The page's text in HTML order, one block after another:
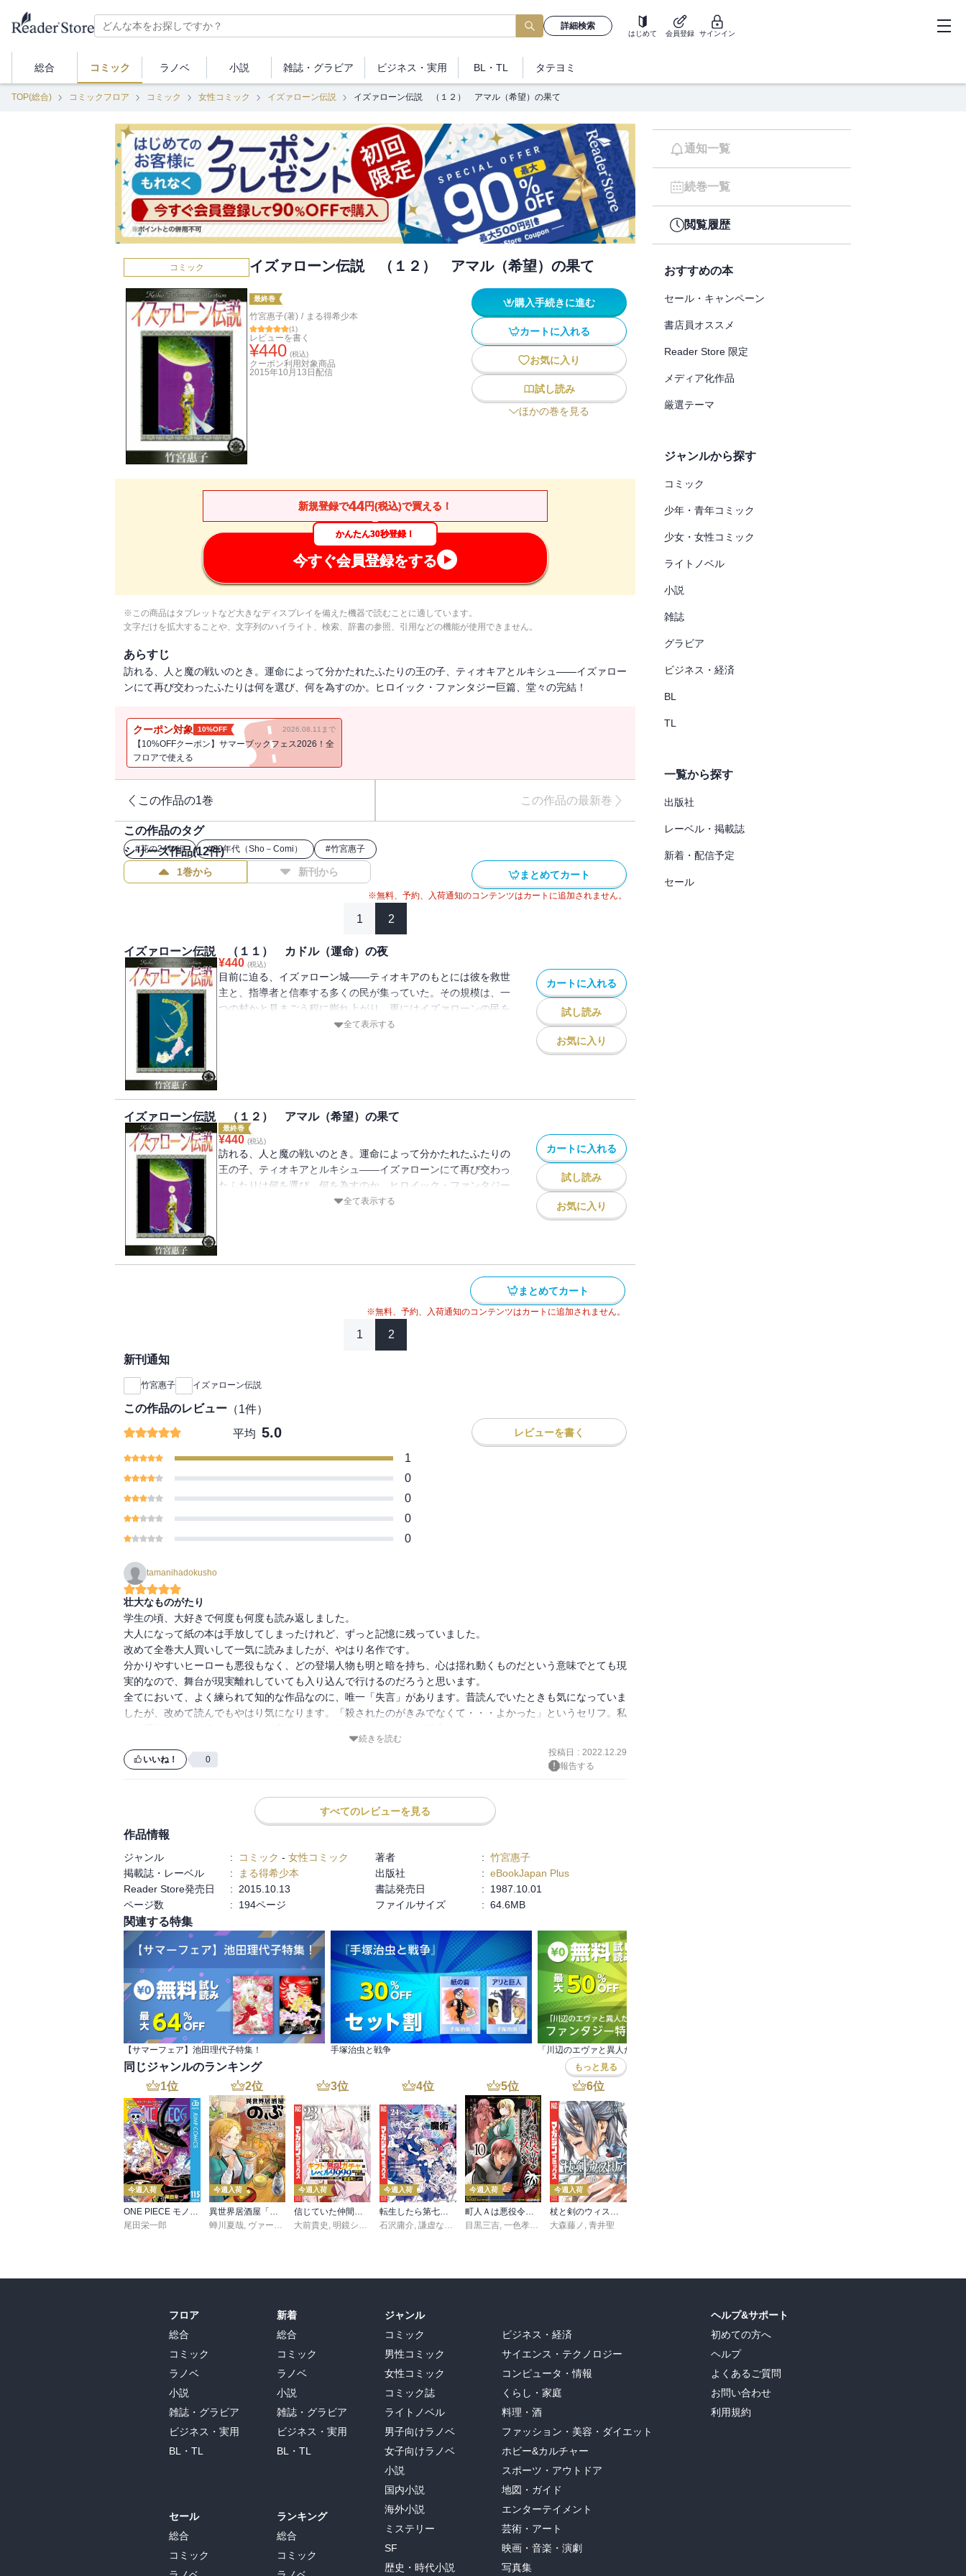
詳細検索
はじめて 会員登録 サインイン
総合 コミック ラノベ 小説 雑誌・ グラビア ビジネス ・実用 BL・TL タテヨミ
TOP(総合) コミックフロア コミック 女性コミック イズァローン伝説 イズァローン伝説 （１２） アマル（希望）の果て
コミック イズァローン伝説 （１２） アマル（希望）の果て
最終巻
竹宮惠子(著) / まる得希少本
(1)
レビューを書く
¥440 (税込)
クーポン利用対象商品
2015年10月13日 配信
購入手続きに進む
カートに入れる
お気に入り
試し読み
ほかの巻を見る
新規登録で44円(税込)で買える！
かんたん30秒登録！
今すぐ会員登録をする
※この商品はタブレットなど大きなディスプレイを備えた機器で読むことに適しています。
文字だけを拡大することや、文字列のハイライト、検索、辞書の参照、引用などの機能が使用できません。
あらすじ
訪れる、人と魔の戦いのとき。運命によって分かたれたふたりの王の子、ティオキアとルキシュ――イズァロー
ンにて再び交わったふたりは何を選び、何を為すのか。ヒロイック・ファンタジー巨篇、堂々の完結！
クーポン対象 10%OFF 2026.08.11まで
【10%OFFクーポン】サマーブックフェス2026！全
フロアで使える
この作品の1巻 この作品の最新巻
この作品のタグ
#花の24年組 #80年代（Sho－Comi） #竹宮惠子
シリーズ作品(12件)
1巻から 新刊から まとめてカート
※無料、予約、入荷通知のコンテンツはカートに追加されません。
1 2
イズァローン伝説 （１１） カドル（運命）の夜
¥440 (税込)
目前に迫る、イズァローン城――ティオキアのもとには彼を救世
主と、指導者と信奉する多くの民が集っていた。その規模は、一
つの村かと見まごう程に膨れ上がり、更にはイズァローンの民を
も吸い寄せているかのように見えた。そのことがルキシュ王に対
全て表示する
カートに入れる
試し読み
お気に入り
イズァローン伝説 （１２） アマル（希望）の果て
最終巻
¥440 (税込)
訪れる、人と魔の戦いのとき。運命によって分かたれたふたりの
王の子、ティオキアとルキシュ――イズァローンにて再び交わっ
たふたりは何を選び、何を為すのか。ヒロイック・ファンタジー
全て表示する
カートに入れる
試し読み
お気に入り
まとめてカート
※無料、予約、入荷通知のコンテンツはカートに追加されません。
1 2
新刊通知
竹宮惠子 イズァローン伝説
この作品のレビュー （1件）
平均 5.0 レビューを書く
1
0
0
0
0
tamanihadokusho
壮大なものがたり
学生の頃、大好きで何度も何度も読み返しました。
大人になって紙の本は手放してしまったけれど、ずっと記憶に残っていました。
改めて全巻大人買いして一気に読みましたが、やはり名作です。
分かりやすいヒーローも悪役もなく、どの登場人物も明と暗を持ち、心は揺れ動くものだという意味でとても現
実的なので、舞台が現実離れしていても入り込んで行けるのだろうと思います。
全てにおいて、よく練られて知的な作品なのに、唯一「失言」があります。昔読んでいたときも気になっていま
したが、改めて読んでもやはり気になります。「殺されたのがきみでなくて・・・よかった」というセリフ。私
続きを読む
いいね！ 0
投稿日 : 2022.12.29
報告する
すべてのレビューを見る
作品情報
ジャンル : コミック - 女性コミック 著者 : 竹宮惠子
掲載誌・レーベル
: まる得希少本 出版社 : eBookJapan Plus
Reader Store発売日
: 2015.10.13 書誌発売日 :
1987.10.01
ページ数
: 194ページ ファイルサイズ : 64.6MB
関連する特集
【サマーフェア】池田理代子特集！ 手塚治虫と戦争
同じジャンルのランキング もっと見る
1位
今週入荷
ONE PIECE モノクロ版 115
尾田栄一郎
2位
今週入荷
異世界居酒屋「のぶ」(22)
蝉川夏哉, ヴァージニア二等兵 ,転
3位
今週入荷
信じていた仲間達にダンジョン奥地で殺されかけたがギフト『無限ガチャ』でレベル９９９９の仲間達を手に入れて元パーティーメンバーと世界に復讐＆『ざまぁ！』します！（２３）
大前貴史 ,明鏡シスイ ,ｔｅｆ
4位
今週入荷
転生したら第七王子だったので、気ままに魔術を極めます（２４）
石沢庸介, 謙虚なサークル ,メル。
5位
今週入荷
町人Ａは悪役令嬢をどうしても救いたい ～どぶと空と氷の姫君～１０【電子書店共通特典イラスト付】
目黒三吉, 一色孝太郎 ,Parum
6位
今週入荷
杖と剣のウィストリア（１６）
大森藤ノ ,青井聖
通知一覧
続巻一覧
閲覧履歴
おすすめの本
セール・キャンペーン
書店員オススメ
Reader Store 限定
メディア化作品
厳選テーマ
ジャンルから探す
コミック
少年・青年コミック
少女・女性コミック
ライトノベル
小説
雑誌
グラビア
ビジネス・経済
BL
TL
一覧から探す
出版社
レーベル・掲載誌
新着・配信予定
セール
フロア
総合
コミック
ラノベ
小説
雑誌・グラビア
ビジネス・実用
BL・TL
セール
総合
コミック
新着
総合
コミック
ラノベ
小説
雑誌・グラビア
ビジネス・実用
BL・TL
ランキング
総合
コミック
ジャンル
コミック
男性コミック
女性コミック
コミック誌
ライトノベル
男子向けラノベ
女子向けラノベ
小説
国内小説
海外小説
ミステリー
SF
歴史・時代小説
ビジネス・経済
サイエンス・テクノロジー
コンピュータ・情報
くらし・家庭
料理・酒
ファッション・美容・ダイエット
ホビー&カルチャー
スポーツ・アウトドア
地図・ガイド
エンターテイメント
芸術・アート
映画・音楽・演劇
写真集
ヘルプ&サポート
初めての方へ
ヘルプ
よくあるご質問
お問い合わせ
利用規約